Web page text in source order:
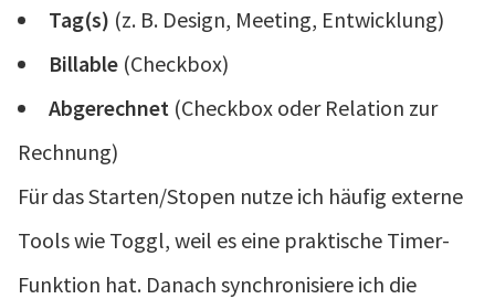
Tag(s) (z. B. Design, Meeting, Entwicklung)
Billable (Checkbox)
Abgerechnet (Checkbox oder Relation zur
Rechnung)
Für das Starten/Stopen nutze ich häufig externe
Tools wie Toggl, weil es eine praktische Timer-
Funktion hat. Danach synchronisiere ich die